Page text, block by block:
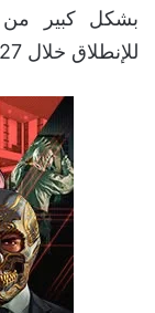
للإنطلاق خلال 2027.